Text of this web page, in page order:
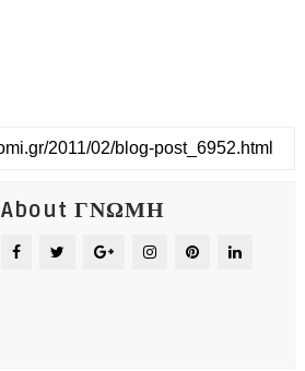
About ΓΝΩΜΗ